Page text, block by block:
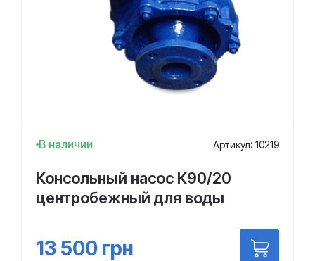
В наличии Артикул: 10219
Консольный насос К90/20
центробежный для воды
13 500 грн